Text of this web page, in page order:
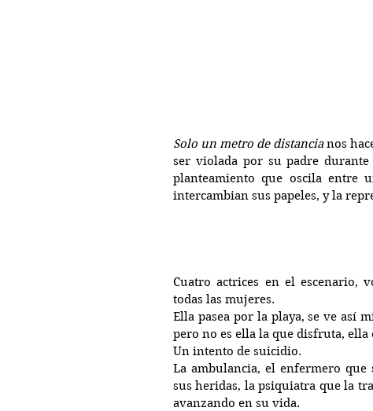
Solo un metro de distancia nos
ser violada por su padre
planteamiento que oscila entre
intercambian sus papeles, y la
Cuatro actrices en el escenario,
todas las mujeres.
Ella pasea por la playa, se ve así
pero no es ella la que disfruta, ella
Un intento de suicidio.
La ambulancia, el enfermero
sus heridas, la psiquiatra que la
avanzando en su vida.